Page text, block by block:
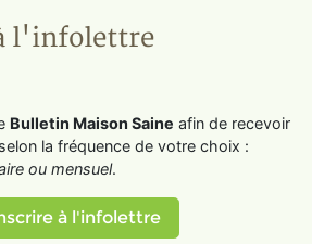
l'infolettre
Bulletin Maison Saine afin de recevoir
la fréquence de votre choix :
ou mensuel.
à l'infolettre